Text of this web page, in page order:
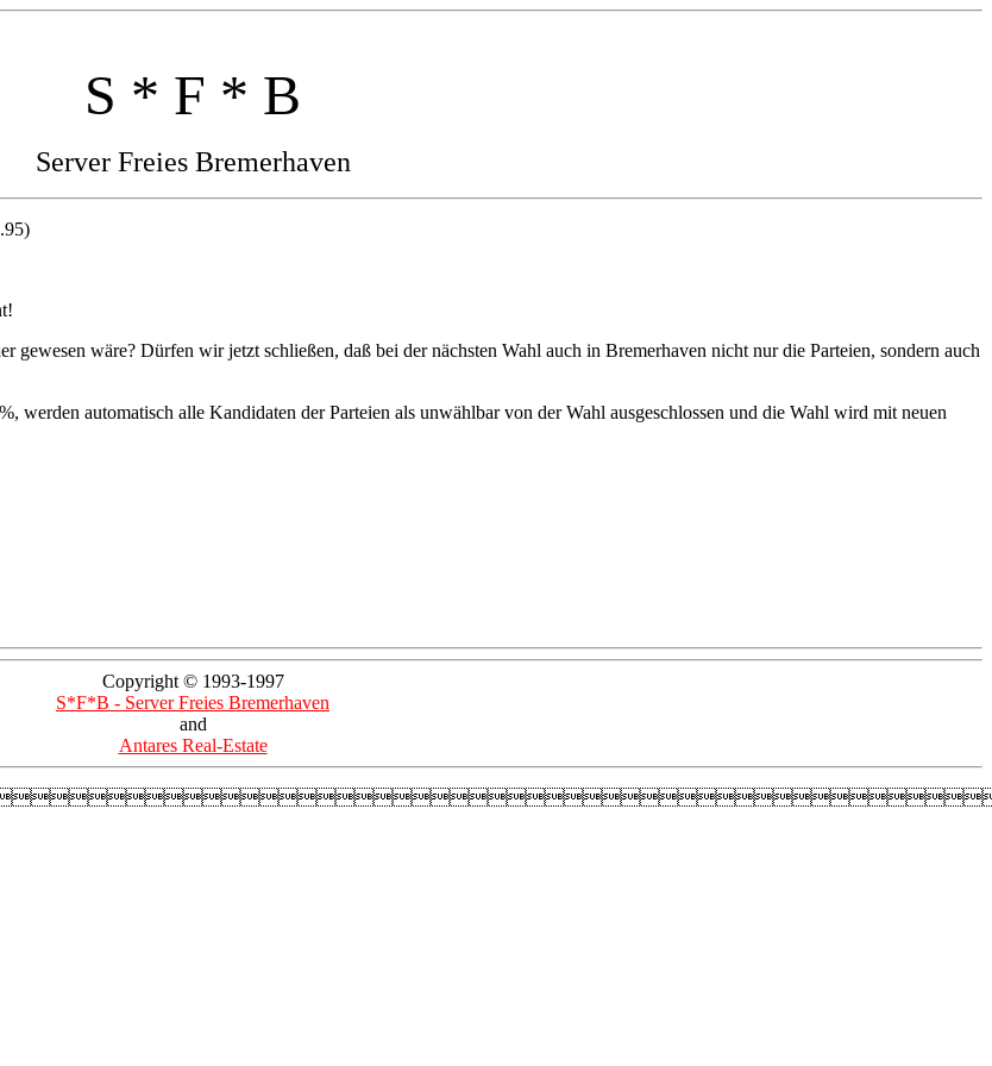
S * F * B
Server Freies Bremerhaven
wäre? Dürfen wir jetzt schließen, daß bei der nächsten Wahl auch in Bremerhaven nicht nur die Parteien, sondern auch
werden automatisch alle Kandidaten der Parteien als unwählbar von der Wahl ausgeschlossen und die Wahl wird mit neuen
Copyright © 1993-1997
S*F*B - Server Freies Bremerhaven
and
Antares Real-Estate